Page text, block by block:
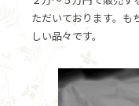
ただいております。も
しい品々です。